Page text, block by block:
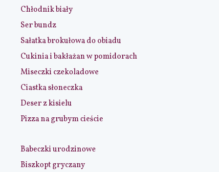
Chłodnik biały
Ser bundz
Sałatka brokułowa do obiadu
Cukinia i bakłażan w pomidorach
Miseczki czekoladowe
Ciastka słoneczka
Deser z kisielu
Pizza na grubym cieście
Babeczki urodzinowe
Biszkopt gryczany